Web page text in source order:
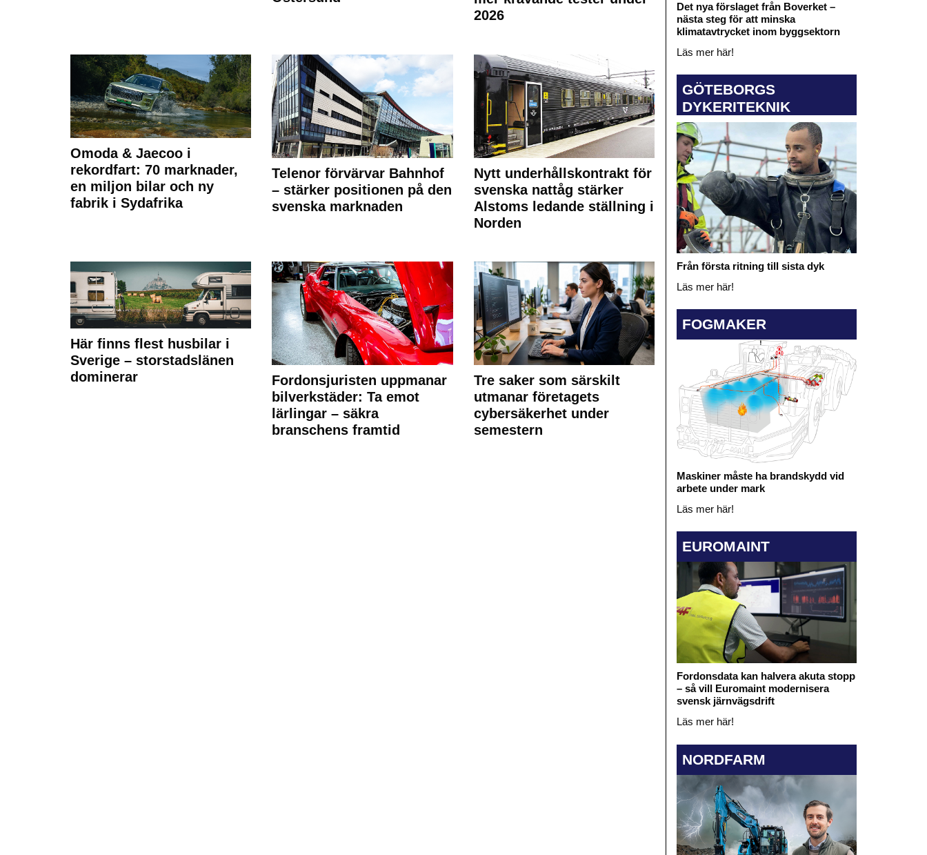
2026
Omoda & Jaecoo i
rekordfart: 70 marknader,
en miljon bilar och ny
fabrik i Sydafrika
Telenor förvärvar Bahnhof
– stärker positionen på den
svenska marknaden
Nytt underhållskontrakt för
svenska nattåg stärker
Alstoms ledande ställning i
Norden
Här finns flest husbilar i
Sverige – storstadslänen
dominerar
Fordonsjuristen uppmanar
bilverkstäder: Ta emot
lärlingar – säkra
branschens framtid
Tre saker som särskilt
utmanar företagets
cybersäkerhet under
semestern
Det nya förslaget från Boverket –
nästa steg för att minska
klimatavtrycket inom byggsektorn
Läs mer här!
GÖTEBORGS
DYKERITEKNIK
Från första ritning till sista dyk
Läs mer här!
FOGMAKER
Maskiner måste ha brandskydd vid
arbete under mark
Läs mer här!
EUROMAINT
Fordonsdata kan halvera akuta stopp
– så vill Euromaint modernisera
svensk järnvägsdrift
Läs mer här!
NORDFARM